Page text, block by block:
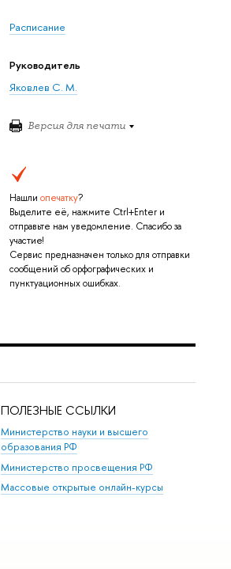
Расписание
Руководитель
Яковлев С. М.
Версия для печати
Нашли опечатку?
Выделите её, нажмите Ctrl+Enter и
отправьте нам уведомление. Спасибо за
участие!
Сервис предназначен только для отправки
сообщений об орфографических и
пунктуационных ошибках.
ПОЛЕЗНЫЕ ССЫЛКИ
Министерство науки и высшего
образования РФ
Министерство просвещения РФ
Массовые открытые онлайн-курсы